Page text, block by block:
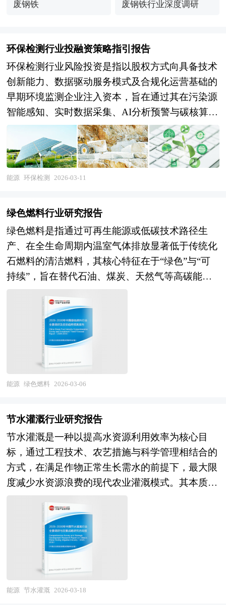
废钢铁 废钢铁行业深度调研
环保检测行业投融资策略指引报告
环保检测行业风险投资是指以股权方式向具备技术
创新能力、数据驱动服务模式及合规化运营基础的
早期环境监测企业注入资本，旨在通过其在污染源
智能感知、实时数据采集、AI分析预警与碳核算资
产化等高成长性领域的突破，实现高风险下的超额
回报。该类投资已从传统末端治理设备采购的低附
加值模式，全面转向以“环境数据资产化”为核心的
价值创造路径，资本关注点聚焦于传感网络智能
是在创业企业发展初期投入风险资本，待其发育相
对成熟后，通过市场退出机制将所投入的资本由股
权形态转化为资金形态，以收回投资，取得高额风
险收益。全球风险资本市场已进入新一轮快速发展
的周期。除了成熟投资热点地区外，包括中国和印
度、英国等新兴热点地区的风险投资市场发展快速
升温。中国的风险投资起步于20世纪80年代，在市
场经济的大潮中，中国的风险投资事业已经有了较
大的发展。随着中国经济持续稳定地高速增长和资
本市场的逐步完善，中国的资本市场在最近几年呈
现出强劲的增长态势，投资于中国市场的高回报率
使中国成为全球资本关注的战略要地。 本报告由
研基础上，主要依据了国家统计局、国家商务部、
国家财政部、中国证券监督管理委员会、中国风险
投资协会、中国风险投资研究院、深圳创业投资同
业公会、北京创业投资协会、上海创业投资行业协
会、环保检测行业相关协会、中国行业研究网、国
等公布和提供的大量资料。对环保检测行业风险投
资现状、国际化进程与外资进入、融资渠道、如何
运作风险投资、退出机制及发展趋势等进行了系统
的分析，并重点分析了环保检测行业风险投资的主
要现存问题、相应对策以及新形势下面临的机遇与
挑战和企业的应对策略等。是风险投资公司、研究
能源 环保检测 2026-03-11
绿色燃料行业研究报告
绿色燃料是指通过可再生能源或低碳技术路径生
产、在全生命周期内温室气体排放显著低于传统化
石燃料的清洁燃料，其核心特征在于“绿色”与“可
持续”，旨在替代石油、煤炭、天然气等高碳能
键载体。2026年，“绿色燃料”首次被写入政府工作
报告，明确列为新增长点，标志着其正式上升为国
家战略产业，不仅是环保议题，更被赋予能源安
全、产业转型与新质生产力培育的多重使命。 当
前，全球地缘政治动荡加剧，中东冲突引发油气价
格剧烈波动，我国石油对外依存度仍处高位，能源
燃料成为破解进口依赖、提升能源自主可控能力的
源装机规模已居世界首位，但“弃风弃光”问题依然
突出，绿色燃料为过剩绿电提供了非电化利用路径
——通过电解水制氢、再合成甲醇或氨等液体燃
料，实现能源的高效储存与跨区域输送，将西部丰
富的风光资源转化为可运输、可交易的高价值能源
产品，有效打通“绿电—绿氢—绿色燃料”的产业闭
环。 政策层面，国家能源局已召开专题会议系统
谋划产业发展，提出“系统谋划、试点先行、创新
引领”五项要求，推动绿色燃料从地方探索迈向国
家统筹的规模化发展新阶段。尽管当前绿氢、绿色
甲醇等燃料的生产成本仍高于传统燃料，经济性尚
能源 绿色燃料 2026-03-06
节水灌溉行业研究报告
节水灌溉是一种以提高水资源利用效率为核心目
标，通过工程技术、农艺措施与科学管理相结合的
方式，在满足作物正常生长需水的前提下，最大限
度减少水资源浪费的现代农业灌溉模式。其本质不
与生产效益”，即用尽可能少的水投入，获得尽可
能高的农作物产量与综合效益。这一概念涵盖了从
水源调配到作物吸收全过程的系统性优化，强调在
水资源日益紧缺的背景下，实现农业可持续发展的
关键路径。 节水灌溉的根本出发点是解决传统灌
溉中输水渗漏、田间蒸发、深层渗漏及无效蒸腾等
能源 节水灌溉 2026-03-18